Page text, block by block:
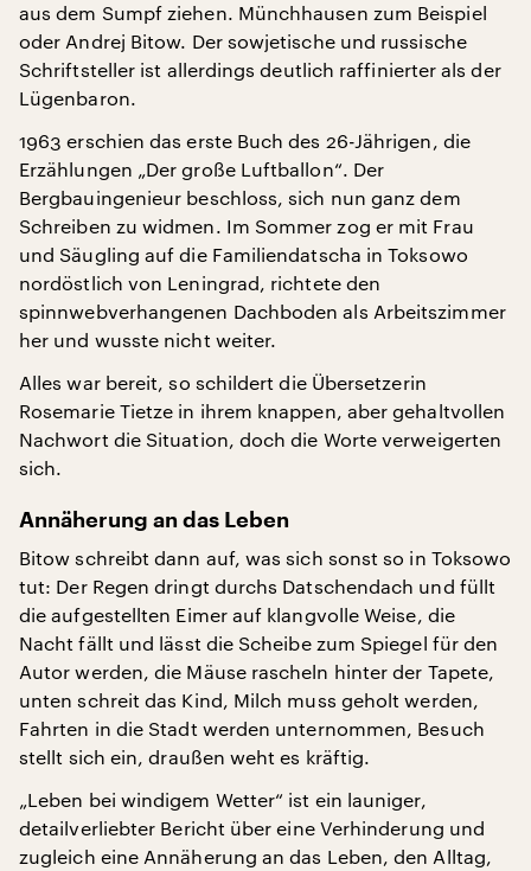
aus dem Sumpf ziehen. Münchhausen zum Beispiel
oder Andrej Bitow. Der sowjetische und russische
Schriftsteller ist allerdings deutlich raffinierter als der
Lügenbaron.
1963 erschien das erste Buch des 26-Jährigen, die
Erzählungen „Der große Luftballon“. Der
Bergbauingenieur beschloss, sich nun ganz dem
Schreiben zu widmen. Im Sommer zog er mit Frau
und Säugling auf die Familiendatscha in Toksowo
nordöstlich von Leningrad, richtete den
spinnwebverhangenen Dachboden als Arbeitszimmer
her und wusste nicht weiter.
Alles war bereit, so schildert die Übersetzerin
Rosemarie Tietze in ihrem knappen, aber gehaltvollen
Nachwort die Situation, doch die Worte verweigerten
sich.
Annäherung an das Leben
Bitow schreibt dann auf, was sich sonst so in Toksowo
tut: Der Regen dringt durchs Datschendach und füllt
die aufgestellten Eimer auf klangvolle Weise, die
Nacht fällt und lässt die Scheibe zum Spiegel für den
Autor werden, die Mäuse rascheln hinter der Tapete,
unten schreit das Kind, Milch muss geholt werden,
Fahrten in die Stadt werden unternommen, Besuch
stellt sich ein, draußen weht es kräftig.
„Leben bei windigem Wetter“ ist ein launiger,
detailverliebter Bericht über eine Verhinderung und
zugleich eine Annäherung an das Leben, den Alltag,